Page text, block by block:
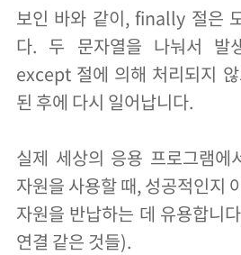
보인 바와 같이, finally 절은
다. 두 문자열을 나눠서
except 절에 의해 처리되지
된 후에 다시 일어납니다.
실제 세상의 응용 프로그램
자원을 사용할 때, 성공적인지
자원을 반납하는 데 유용합니
연결 같은 것들).